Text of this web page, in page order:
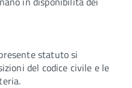
statuto si
del codice civile e le